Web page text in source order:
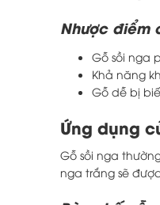
Nhược điểm
Gỗ sồi nga
Khả năng
Gỗ dễ bị
Ứng dụng
Gỗ sồi nga
nga trắng sẽ